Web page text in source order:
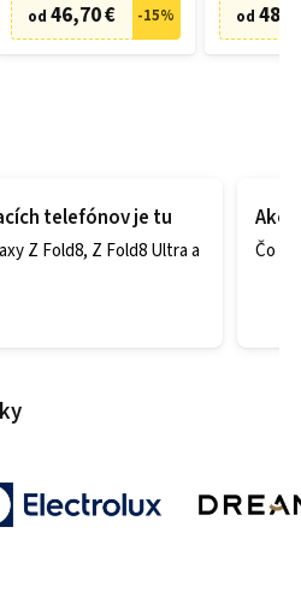
od 46,70 € -15% od
telefónov je tu
Z Fold8, Z Fold8 Ultra a
Ako
Čo